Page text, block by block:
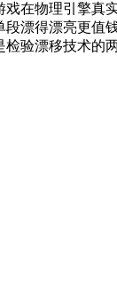
在物理引擎真
漂得漂亮更
验漂移技术的